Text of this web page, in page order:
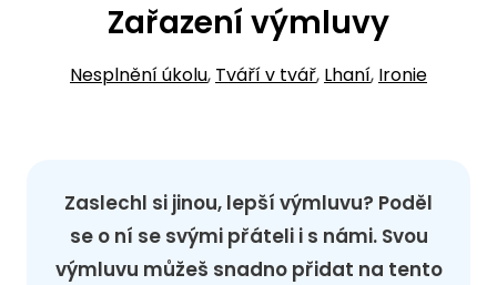
Zařazení výmluvy
Nesplnění úkolu, Tváří v tvář, Lhaní, Ironie
Zaslechl si jinou, lepší výmluvu? Poděl
se o ní se svými přáteli i s námi. Svou
výmluvu můžeš snadno přidat na tento